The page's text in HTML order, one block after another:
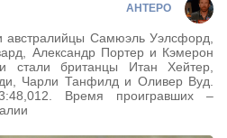
AHTEPO
австралийцы Самюэль Уэлсфорд,
Александр Портер и Кэмерон
стали британцы Итан Хейтер,
Чарли Танфилд и Оливер Вуд.
Время проигравших –